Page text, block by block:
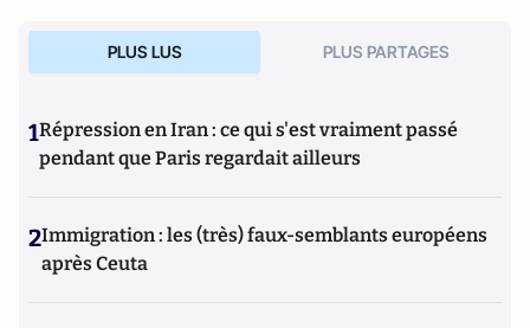
PLUS LUS PLUS PARTAGES
1Répression en Iran : ce qui s'est vraiment passé
pendant que Paris regardait ailleurs
2Immigration : les (très) faux-semblants européens
après Ceuta